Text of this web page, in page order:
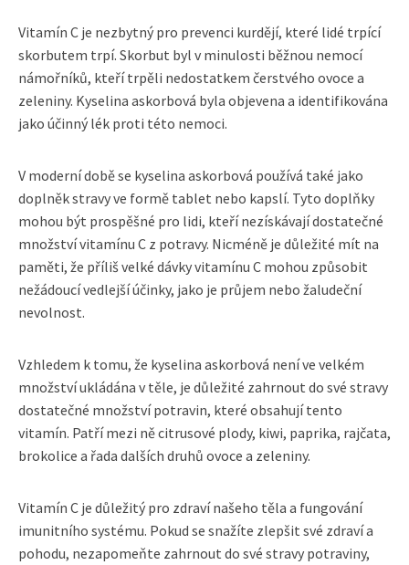
Vitamín C je nezbytný pro prevenci kurdějí, které lidé trpící
skorbutem trpí. Skorbut byl v minulosti běžnou nemocí
námořníků, kteří trpěli nedostatkem čerstvého ovoce a
zeleniny. Kyselina askorbová byla objevena a identifikována
jako účinný lék proti této nemoci.
V moderní době se kyselina askorbová používá také jako
doplněk stravy ve formě tablet nebo kapslí. Tyto doplňky
mohou být prospěšné pro lidi, kteří nezískávají dostatečné
množství vitamínu C z potravy. Nicméně je důležité mít na
paměti, že příliš velké dávky vitamínu C mohou způsobit
nežádoucí vedlejší účinky, jako je průjem nebo žaludeční
nevolnost.
Vzhledem k tomu, že kyselina askorbová není ve velkém
množství ukládána v těle, je důležité zahrnout do své stravy
dostatečné množství potravin, které obsahují tento
vitamín. Patří mezi ně citrusové plody, kiwi, paprika, rajčata,
brokolice a řada dalších druhů ovoce a zeleniny.
Vitamín C je důležitý pro zdraví našeho těla a fungování
imunitního systému. Pokud se snažíte zlepšit své zdraví a
pohodu, nezapomeňte zahrnout do své stravy potraviny,